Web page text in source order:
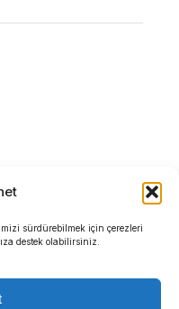
sürdürebilmek için çerezleri
destek olabilirsiniz.